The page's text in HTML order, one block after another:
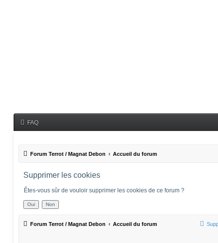
FAQ
Forum Terrot / Magnat Debon Accueil du forum
Supprimer les cookies
Êtes-vous sûr de vouloir supprimer les cookies de ce forum ?
Forum Terrot / Magnat Debon Accueil du forum